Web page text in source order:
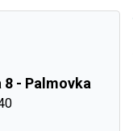
8 - Palmovka